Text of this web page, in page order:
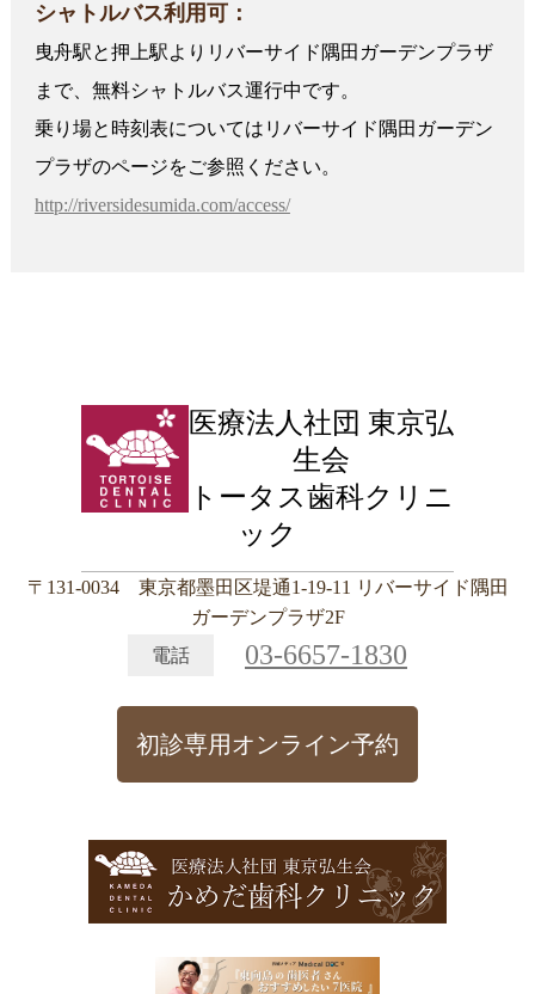
シャトルバス利用可：
曳舟駅と押上駅よりリバーサイド隅田ガーデンプラザ
まで、無料シャトルバス運行中です。
乗り場と時刻表についてはリバーサイド隅田ガーデン
プラザのページをご参照ください。
http://riversidesumida.com/access/
医療法人社団 東京弘
生会
トータス歯科クリニ
ック
〒131-0034 東京都墨田区堤通1-19-11 リバーサイド隅田
ガーデンプラザ2F
電話
03-6657-1830
初診専用オンライン予約